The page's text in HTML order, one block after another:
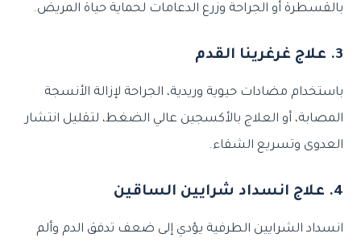
بالقسطرة أو الجراحة وزرع الدعامات لحماية حياة المريض.
3. علاج غرغرينا القدم
باستخدام مضادات حيوية وريدية، الجراحة لإزالة الأنسجة
المصابة، أو العلاج بالأكسجين عالي الضغط، لتقليل انتشار
العدوى وتسريع الشفاء.
4. علاج انسداد شرايين الساقين
انسداد الشرايين الطرفية يؤدي إلى ضعف تدفق الدم وألم